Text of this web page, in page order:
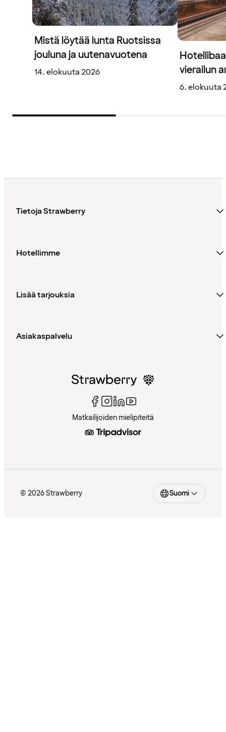
Mistä löytää lunta Ruotsissa
jouluna ja uutenavuotena
14. elokuuta 2026
vierailun
6. elokuuta
Tietoja Strawberry
Hotellimme
Lisää tarjouksia
Asiakaspalvelu
Matkailijoiden mielipiteitä
© 2026 Strawberry Suomi